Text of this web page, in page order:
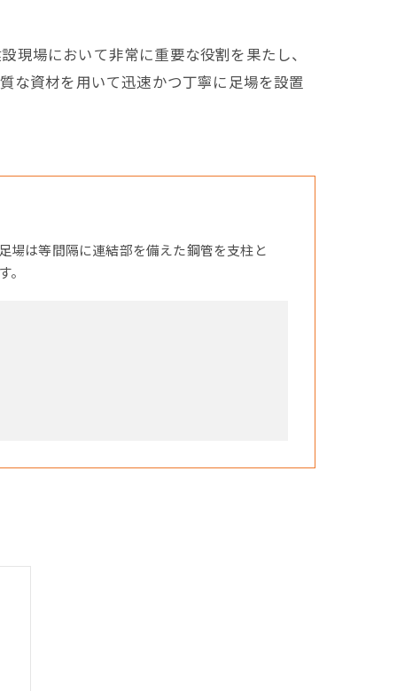
場において非常に重要な役割を果たし、
な資材を用いて迅速かつ丁寧に足場を設置
場は等間隔に連結部を備えた鋼管を支柱と